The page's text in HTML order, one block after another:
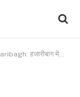
से पटना जा रही बस पलटी, 7 लोगों की मौत, कई गंभीर